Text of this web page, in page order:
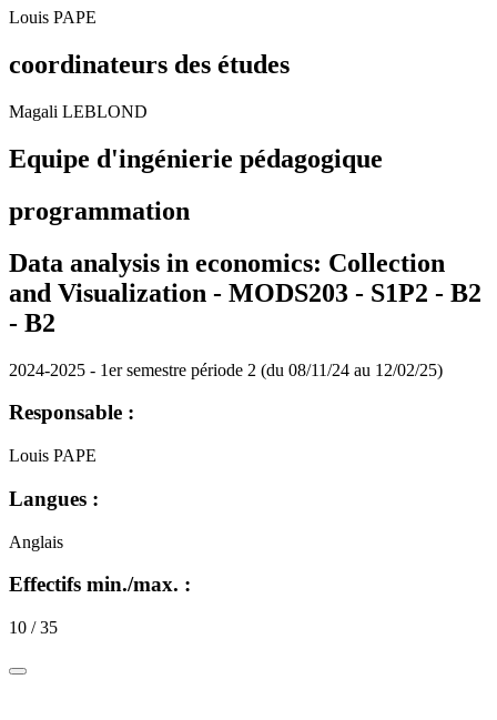
Louis PAPE
coordinateurs des études
Magali LEBLOND
Equipe d'ingénierie pédagogique
programmation
Data analysis in economics: Collection
and Visualization - MODS203 - S1P2 - B2
- B2
2024-2025 - 1er semestre période 2 (du 08/11/24 au 12/02/25)
Responsable :
Louis PAPE
Langues :
Anglais
Effectifs min./max. :
10 / 35